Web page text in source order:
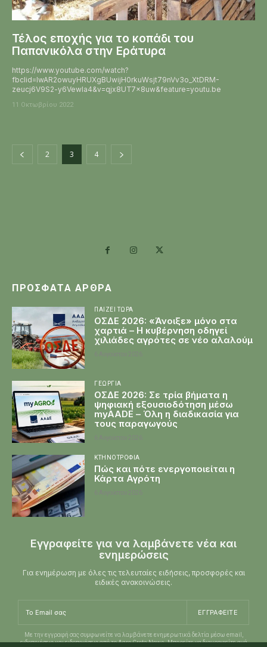
Τέλος εποχής για το κοπάδι του
Παπανικόλα στην Εράτυρα
https://www.youtube.com/watch?
fbclid=IwAR2owuyHRUXgBUwijH0rkuWsjt79nVv3o_XtDRM-
zeucj6V9S2-y6VewIa4&v=qjx8UT7x8uw&feature=youtu.be
11 Οκτωβρίου 2022
2 3 4
ΠΡΌΣΦΑΤΑ ΆΡΘΡΑ
ΠΑΊΖΕΙ ΤΏΡΑ
ΟΣΔΕ 2026: «Άνοιξε» μόνο στα
χαρτιά – Η κυβέρνηση οδηγεί
χιλιάδες αγρότες σε νέο αλαλούμ
ΓΕΩΡΓΊΑ
ΟΣΔΕ 2026: Σε τρία βήματα η
ψηφιακή εξουσιοδότηση μέσω
myAADE – Όλη η διαδικασία για
τους παραγωγούς
ΚΤΗΝΟΤΡΟΦΊΑ
Πώς και πότε ενεργοποιείται η
Κάρτα Αγρότη
Εγγραφείτε για να λαμβάνετε νέα και
ενημερώσεις
Για ενημέρωση με όλες τις τελευταίες ειδήσεις, προσφορές και
ειδικές ανακοινώσεις.
ΕΓΓΡΑΦΕΊΤΕ
Με την εγγραφή σας συμφωνείτε να λαμβάνετε ενημερωτικά δελτία μέσω email,
ειδοποιήσεις και ειδοποιήσεις από το Agro Creta News. Μπορείτε να διαγραφείτε ανά